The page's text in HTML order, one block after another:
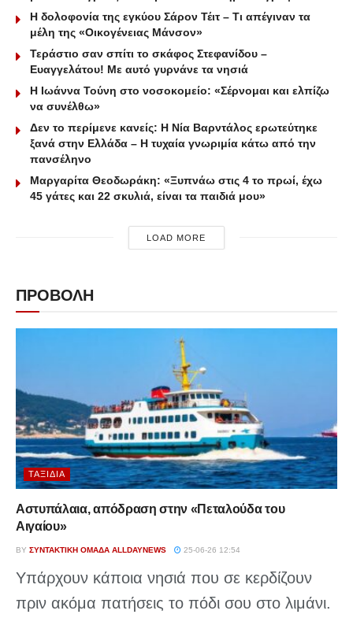
Η δολοφονία της εγκύου Σάρον Τέιτ – Τι απέγιναν τα
μέλη της «Οικογένειας Μάνσον»
Τεράστιο σαν σπίτι το σκάφος Στεφανίδου –
Ευαγγελάτου! Με αυτό γυρνάνε τα νησιά
Η Ιωάννα Τούνη στο νοσοκομείο: «Σέρνομαι και ελπίζω
να συνέλθω»
Δεν το περίμενε κανείς: Η Νία Βαρντάλος ερωτεύτηκε
ξανά στην Ελλάδα – Η τυχαία γνωριμία κάτω από την
πανσέληνο
Μαργαρίτα Θεοδωράκη: «Ξυπνάω στις 4 το πρωί, έχω
45 γάτες και 22 σκυλιά, είναι τα παιδιά μου»
LOAD MORE
ΠΡΟΒΟΛΗ
ΤΑΞΊΔΙΑ
Αστυπάλαια, απόδραση στην «Πεταλούδα του
Αιγαίου»
BY ΣΥΝΤΑΚΤΙΚΉ ΟΜΆΔΑ ALLDAYNEWS 25-06-26 12:54
Υπάρχουν κάποια νησιά που σε κερδίζουν
πριν ακόμα πατήσεις το πόδι σου στο λιμάνι.